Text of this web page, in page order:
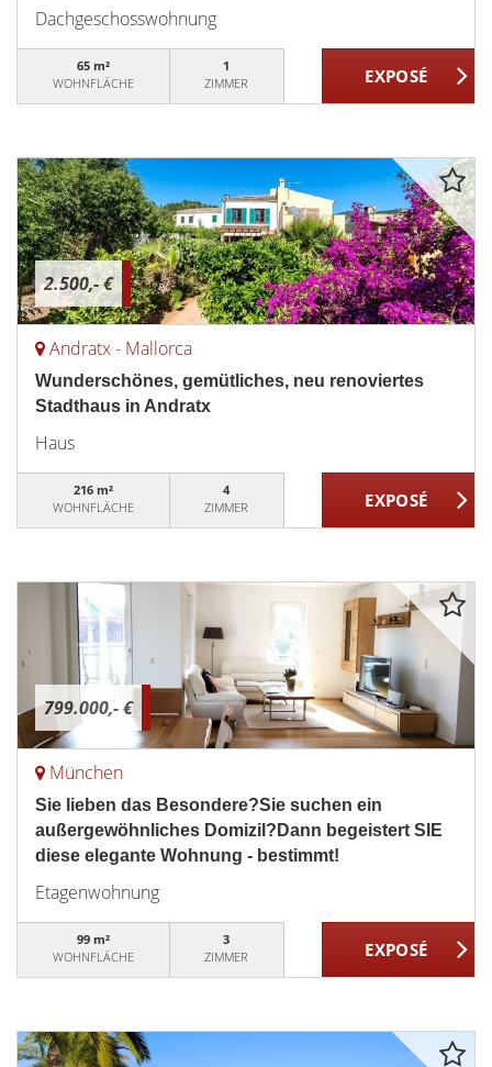
Dachgeschosswohnung
65 m²
WOHNFLÄCHE
1
ZIMMER
2.500,- €
Andratx - Mallorca
Wunderschönes, gemütliches, neu renoviertes
Stadthaus in Andratx
Haus
216 m²
WOHNFLÄCHE
4
ZIMMER
799.000,- €
München
Sie lieben das Besondere?Sie suchen ein
außergewöhnliches Domizil?Dann begeistert SIE
diese elegante Wohnung - bestimmt!
Etagenwohnung
99 m²
WOHNFLÄCHE
3
ZIMMER